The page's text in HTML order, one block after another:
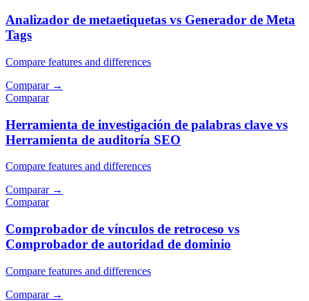
Analizador de metaetiquetas vs Generador de Meta
Tags
Compare features and differences
Comparar→
Comparar
Herramienta de investigación de palabras clave vs
Herramienta de auditoría SEO
Compare features and differences
Comparar→
Comparar
Comprobador de vínculos de retroceso vs
Comprobador de autoridad de dominio
Compare features and differences
Comparar→